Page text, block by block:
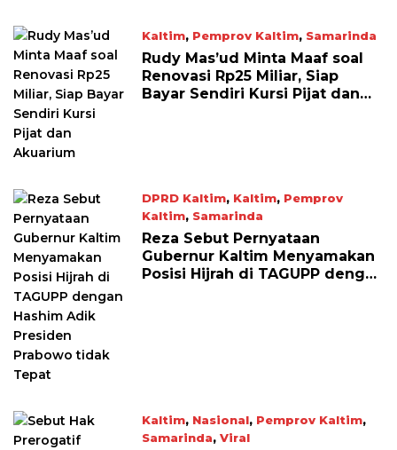
Kaltim, Pemprov Kaltim, Samarinda
April 26, 2026
Rudy Mas’ud Minta Maaf soal
Renovasi Rp25 Miliar, Siap
Bayar Sendiri Kursi Pijat dan
DPRD Kaltim, Kaltim, Pemprov
Kaltim, Samarinda
April 25, 2026
Reza Sebut Pernyataan
Gubernur Kaltim Menyamakan
Posisi Hijrah di TAGUPP dengan
Kaltim, Nasional, Pemprov Kaltim,
Samarinda, Viral